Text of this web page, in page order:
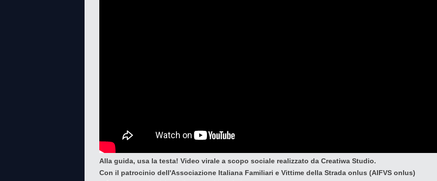
Alla guida, usa la testa! Video virale a scopo sociale realizzato da Creatiwa Studio.
Con il patrocinio dell'Associazione Italiana Familiari e Vittime della Strada onlus (AIFVS onlus)